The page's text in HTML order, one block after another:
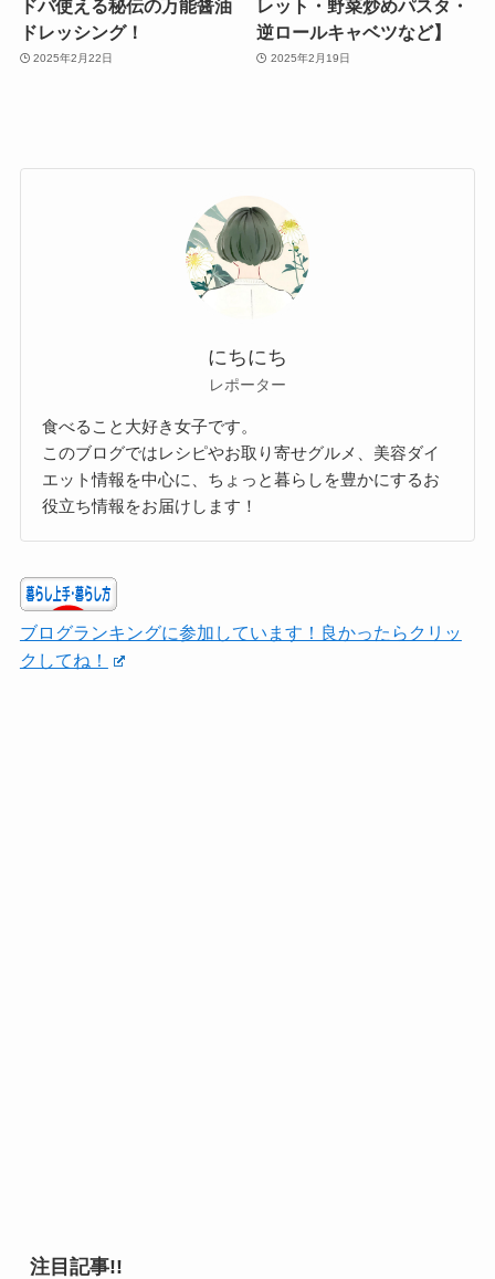
ドバ使える秘伝の万能醤油
ドレッシング！
2025年2月22日
レット・野菜炒めパスタ・
逆ロールキャベツなど】
2025年2月19日
にちにち
レポーター
食べること大好き女子です。
このブログではレシピやお取り寄せグルメ、美容ダイ
エット情報を中心に、ちょっと暮らしを豊かにするお
役立ち情報をお届けします！
ブログランキングに参加しています！良かったらクリッ
クしてね！
注目記事!!